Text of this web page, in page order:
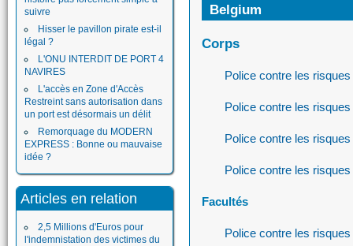
suivre
Hisser le pavillon pirate est-il
légal ?
L'ONU INTERDIT DE PORT 4
NAVIRES
L'accès en Zone d'Accès
Restreint sans autorisation dans
un port est désormais un délit
Remorquage du MODERN
EXPRESS : Bonne ou mauvaise
idée ?
Articles en relation
2,5 Millions d'Euros pour
l'indemnistation des victimes du
Belgium
Corps
Police contre les
Police contre les
Police contre les
Police contre les
Facultés
Police contre les